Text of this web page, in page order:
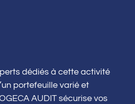
dédiés à cette activité
portefeuille varié et
AUDIT sécurise vos